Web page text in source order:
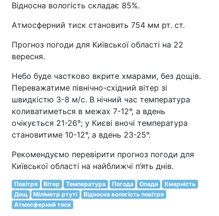
Відносна вологість складає 85%.
Атмосферний тиск становить 754 мм рт. ст.
Прогноз погоди для Київської області на 22
вересня.
Небо буде частково вкрите хмарами, без дощів.
Переважатиме північно-східний вітер зі
швидкістю 3-8 м/с. В нічний час температура
коливатиметься в межах 7-12°, а вдень
очікується 21-26°; у Києві вночі температура
становитиме 10-12°, а вдень 23-25°.
Рекомендуємо перевірити прогноз погоди для
Київської області на найближчі п’ять днів.
Повітря Вітер Температура Погода Опади
Хмарність
Дощ
Міліметр ртуті
Відносна вологість повітря
Атмосферний тиск